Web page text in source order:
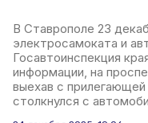
В Ставрополе 23
электросамоката и
Госавтоинспекция
информации, на
выехав с
столкнулся с